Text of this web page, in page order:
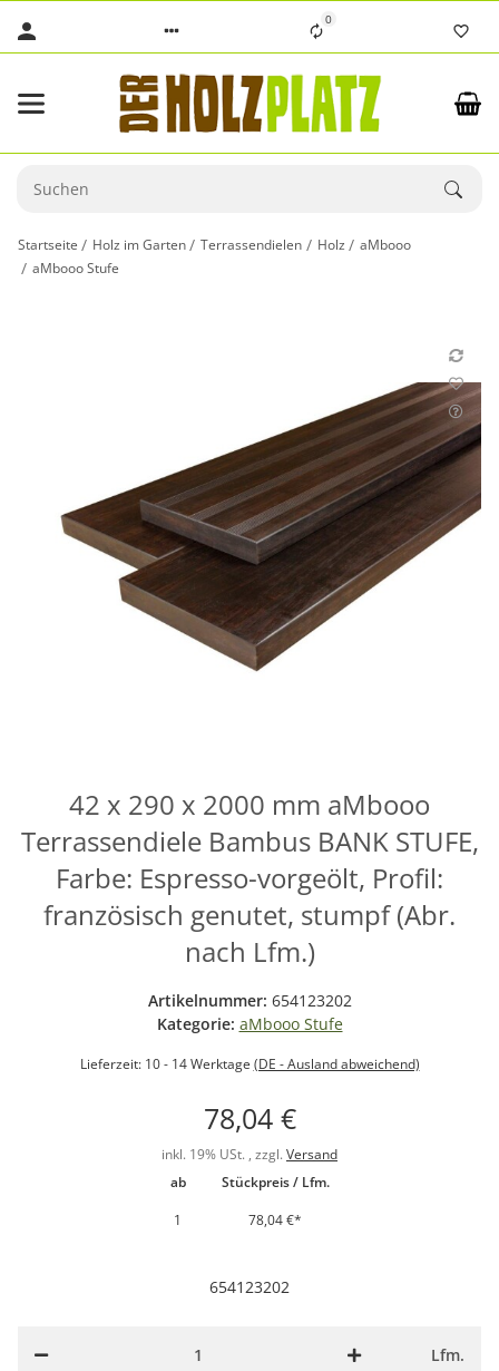
0
Startseite Holz im Garten Terrassendielen Holz
aMbooo
aMbooo Stufe
42 x 290 x 2000 mm aMbooo
Terrassendiele Bambus BANK STUFE,
Farbe: Espresso-vorgeölt, Profil:
französisch genutet, stumpf (Abr.
nach Lfm.)
Artikelnummer: 654123202
Kategorie: aMbooo Stufe
Lieferzeit: 10 - 14 Werktage (DE - Ausland abweichend)
78,04 €
inkl. 19% USt. , zzgl. Versand
ab
Stückpreis / Lfm.
1
78,04 €*
654123202
Lfm.